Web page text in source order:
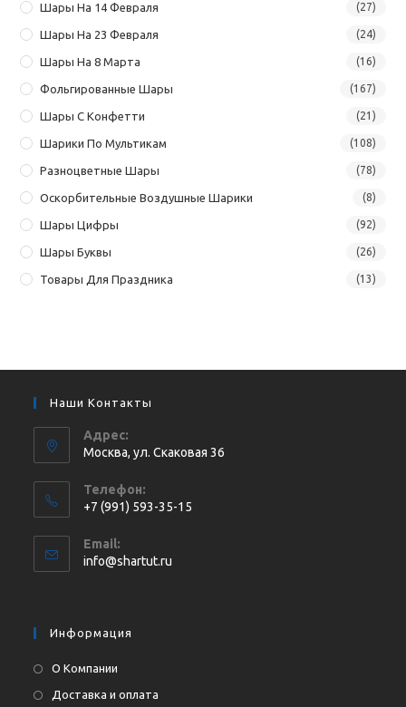
Шары На 14 Февраля (27)
Шары На 23 Февраля (24)
Шары На 8 Марта (16)
Фольгированные Шары (167)
Шары С Конфетти (21)
Шарики По Мультикам (108)
Разноцветные Шары (78)
Оскорбительные Воздушные Шарики (8)
Шары Цифры (92)
Шары Буквы (26)
Товары Для Праздника (13)
Наши Контакты
Адрес:
Москва, ул. Cкаковая 36
Телефон:
+7 (991) 593-35-15
в
вашем
Email:
info@shartut.ru
Информация
О Компании
Доставка и оплата